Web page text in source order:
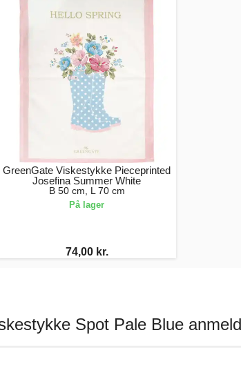
GreenGate Viskestykke Pieceprinted
Josefina Summer White
B 50 cm, L 70 cm
På lager
74,00 kr.
Spot Pale Blue